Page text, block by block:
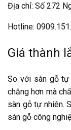
Địa chỉ: Số 272
Hotline:
Giá thành
So với sàn gỗ tự
chăng hơn mà
sàn gỗ tự nhiên.
sàn gỗ công